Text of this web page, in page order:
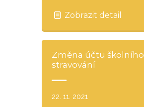
Zobrazit detail
Změna účtu školního
stravování
22. 11. 2021